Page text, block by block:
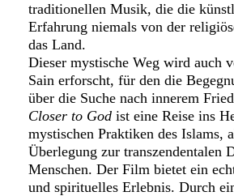
traditionellen Musik, die die
Erfahrung niemals von der
das Land.
Dieser mystische Weg wird auch
Sain erforscht, für den die
über die Suche nach innerem
Closer to God ist eine Reise ins
mystischen Praktiken des Islams,
Überlegung zur transzendentalen
Menschen. Der Film bietet ein
und spirituelles Erlebnis. Durch